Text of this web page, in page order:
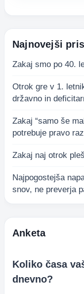
Najnovejši
Zakaj smo po 40.
Otrok gre v 1.
državno in
Zakaj “samo še
potrebuje pravo
Zakaj naj otrok
Najpogostejša
snov, ne preverja
Anketa
Koliko časa
dnevno?